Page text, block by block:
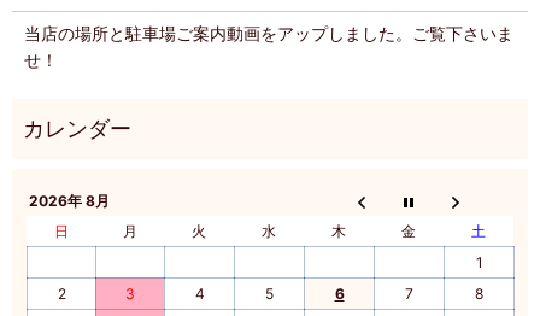
当店の場所と駐車場ご案内動画をアップしました。ご覧下さいま
せ！
2026年 8月
日
月 火 水 木 金
土
1
2
3 4 5 6 7
8